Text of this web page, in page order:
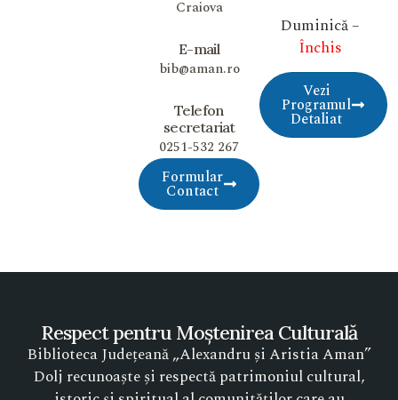
Duminică –
Închis
Vezi
Programul
Detaliat
Craiova
E-mail
bib@aman.ro
Telefon
secretariat
0251-532 267
Formular
Contact
Respect pentru Moștenirea Culturală
Biblioteca Județeană „Alexandru și Aristia Aman”
Dolj recunoaște și respectă patrimoniul cultural,